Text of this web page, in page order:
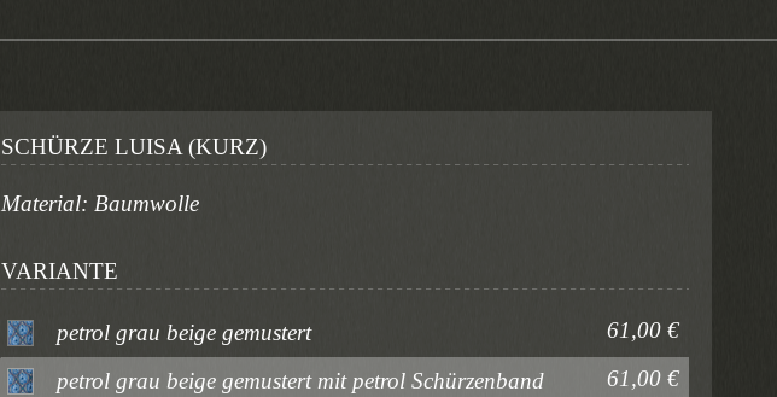
SCHÜRZE LUISA (KURZ)
Material: Baumwolle
VARIANTE
petrol grau beige gemustert
61,00 €
petrol grau beige gemustert mit petrol Schürzenband
61,00 €